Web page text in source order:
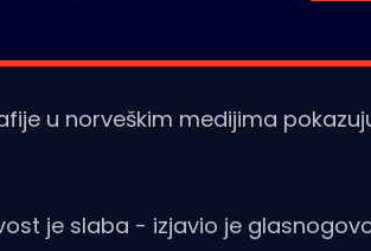
u norveškim medijima
je slaba - izjavio je